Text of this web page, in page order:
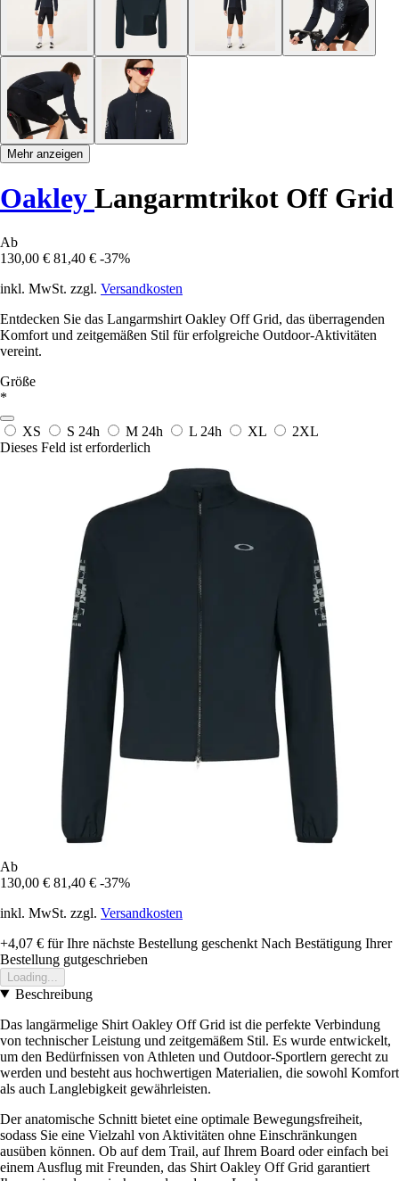
Mehr anzeigen
Oakley Langarmtrikot Off Grid
Ab
130,00 € 81,40 € -37%
inkl. MwSt. zzgl. Versandkosten
Entdecken Sie das Langarmshirt Oakley Off Grid, das überragenden
Komfort und zeitgemäßen Stil für erfolgreiche Outdoor-Aktivitäten
vereint.
Größe
*
XS S 24h M 24h L 24h XL
2XL
Dieses Feld ist erforderlich
Ab
130,00 € 81,40 € -37%
inkl. MwSt. zzgl. Versandkosten
+4,07 € für Ihre nächste Bestellung geschenkt Nach Bestätigung Ihrer
Bestellung gutgeschrieben
Loading...
Beschreibung
Das langärmelige Shirt Oakley Off Grid ist die perfekte Verbindung
von technischer Leistung und zeitgemäßem Stil. Es wurde entwickelt,
um den Bedürfnissen von Athleten und Outdoor-Sportlern gerecht zu
werden und besteht aus hochwertigen Materialien, die sowohl Komfort
als auch Langlebigkeit gewährleisten.
Der anatomische Schnitt bietet eine optimale Bewegungsfreiheit,
sodass Sie eine Vielzahl von Aktivitäten ohne Einschränkungen
ausüben können. Ob auf dem Trail, auf Ihrem Board oder einfach bei
einem Ausflug mit Freunden, das Shirt Oakley Off Grid garantiert